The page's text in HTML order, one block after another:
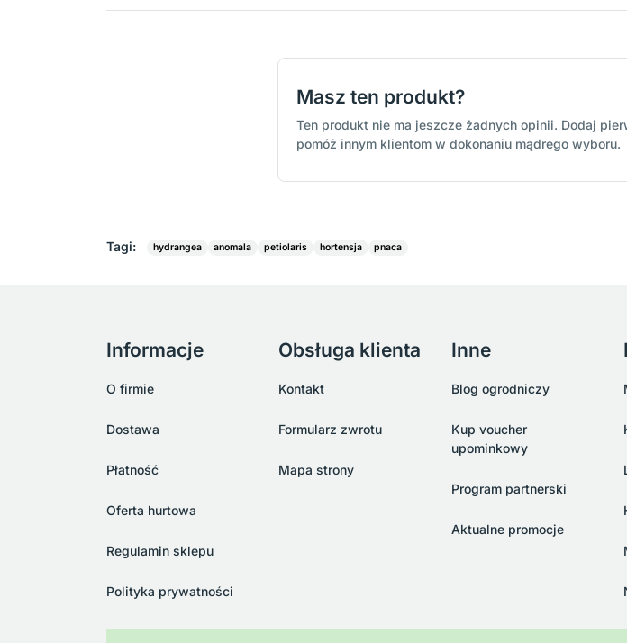
Masz ten produkt?
Ten produkt nie ma jeszcze żadnych opinii. Dodaj
pomóż innym klientom w dokonaniu mądrego wyboru.
Tagi: hydrangea anomala petiolaris hortensja pnaca
Informacje
O firmie
Dostawa
Płatność
Oferta hurtowa
Regulamin sklepu
Polityka prywatności
Obsługa klienta
Kontakt
Formularz zwrotu
Mapa strony
Inne
Blog ogrodniczy
Kup voucher
upominkowy
Program partnerski
Aktualne promocje